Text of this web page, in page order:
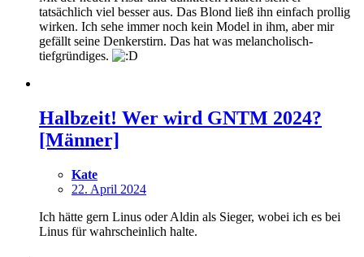
tatsächlich viel besser aus. Das Blond ließ ihn einfach prollig
wirken. Ich sehe immer noch kein Model in ihm, aber mir
gefällt seine Denkerstirn. Das hat was melancholisch-
tiefgründiges.
Halbzeit! Wer wird GNTM 2024?
[Männer]
Kate
22. April 2024
Ich hätte gern Linus oder Aldin als Sieger, wobei ich es bei
Linus für wahrscheinlich halte.